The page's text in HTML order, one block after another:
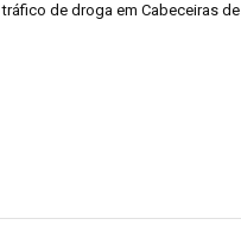
tráfico de droga em Cabeceiras